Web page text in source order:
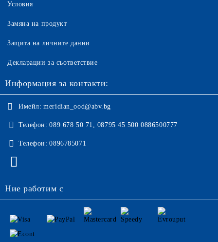
Условия
Замяна на продукт
Защита на личните данни
Декларации за съответствие
Информация за контакти:
Имейл: meridian_ood@abv.bg
Телефон: 089 678 50 71, 08795 45 500 0886500777
Телефон: 0896785071
Ние работим с